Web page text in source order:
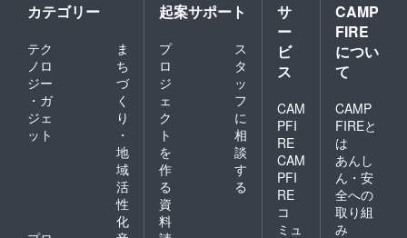
カテゴリー
テク
ノロ
ジー
・ガ
ジェ
ット
ま
ち
づ
く
り
・
地
域
活
性
化
起案サポート
プ
ロ
ジ
ェ
ク
ト
を
作
る
ス
タ
ッ
フ
に
相
談
す
る
資
料
サ
ー
ビ
ス
CAM
PFI
RE
CAM
PFI
RE
コ
ミュ
CAMP
FIRE
につい
て
CAMP
FIREと
は
あんし
ん・安
全への
取り組
み